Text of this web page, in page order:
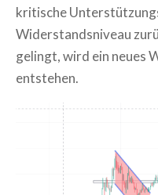
kritische
Widerstandsniveau
gelingt, wird ein neues
entstehen.